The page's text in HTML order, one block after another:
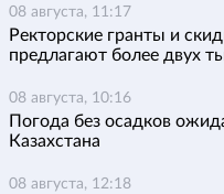
08 августа, 11:17
Ректорские гранты и
предлагают более двух
08 августа, 10:16
Погода без осадков
Казахстана
08 августа, 12:18